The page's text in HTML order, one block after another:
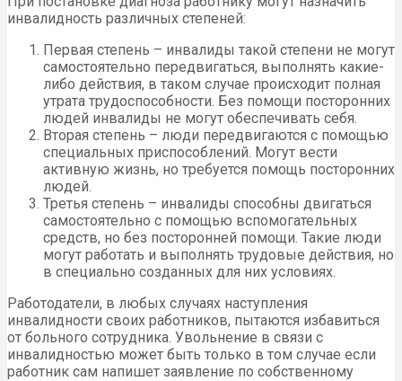
инвалидность различных степеней:
Первая степень – инвалиды такой степени не могут
самостоятельно передвигаться, выполнять какие-
либо действия, в таком случае происходит полная
утрата трудоспособности. Без помощи посторонних
людей инвалиды не могут обеспечивать себя.
Вторая степень – люди передвигаются с помощью
специальных приспособлений. Могут вести
активную жизнь, но требуется помощь посторонних
людей.
Третья степень – инвалиды способны двигаться
самостоятельно с помощью вспомогательных
средств, но без посторонней помощи. Такие люди
могут работать и выполнять трудовые действия, но
в специально созданных для них условиях.
Работодатели, в любых случаях наступления
инвалидности своих работников, пытаются избавиться
от больного сотрудника. Увольнение в связи с
инвалидностью может быть только в том случае если
работник сам напишет заявление по собственному